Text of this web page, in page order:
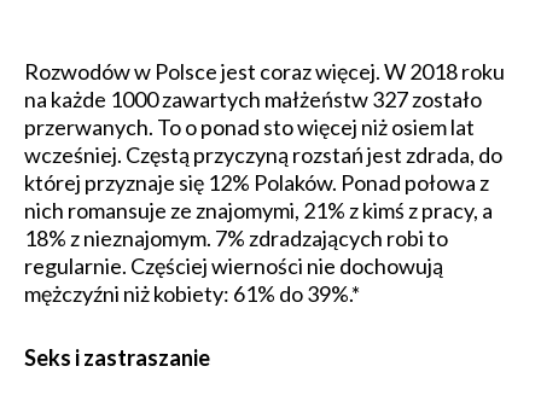
Rozwodów w Polsce jest coraz więcej. W 2018 roku
na każde 1000 zawartych małżeństw 327 zostało
przerwanych. To o ponad sto więcej niż osiem lat
wcześniej. Częstą przyczyną rozstań jest zdrada, do
której przyznaje się 12% Polaków. Ponad połowa z
nich romansuje ze znajomymi, 21% z kimś z pracy, a
18% z nieznajomym. 7% zdradzających robi to
regularnie. Częściej wierności nie dochowują
mężczyźni niż kobiety: 61% do 39%.*
Seks i zastraszanie